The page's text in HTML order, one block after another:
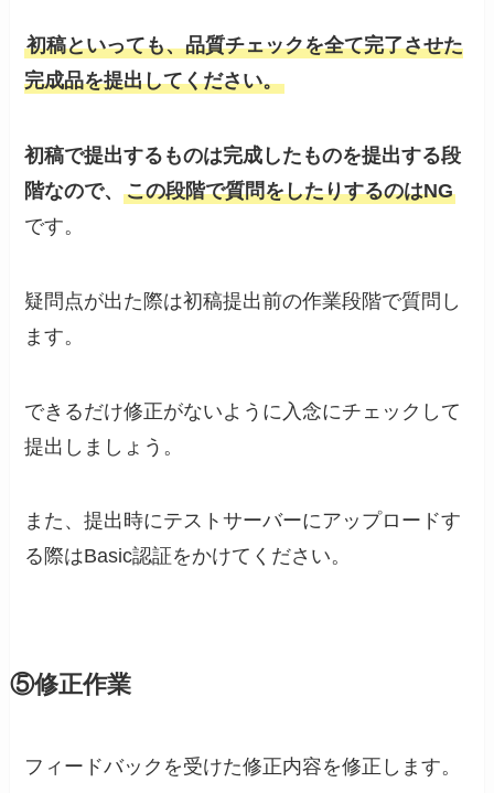
初稿といっても、品質チェックを全て完了させた
完成品を提出してください。
初稿で提出するものは完成したものを提出する段
階なので、この段階で質問をしたりするのはNG
です。
疑問点が出た際は初稿提出前の作業段階で質問し
ます。
できるだけ修正がないように入念にチェックして
提出しましょう。
また、提出時にテストサーバーにアップロードす
る際はBasic認証をかけてください。
⑤修正作業
フィードバックを受けた修正内容を修正します。